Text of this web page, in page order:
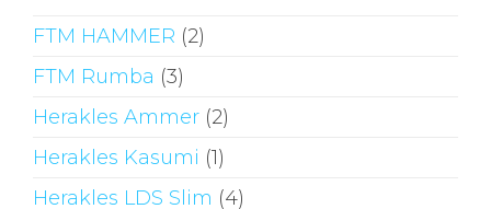
FTM HAMMER (2)
FTM Rumba (3)
Herakles Ammer (2)
Herakles Kasumi (1)
Herakles LDS Slim (4)